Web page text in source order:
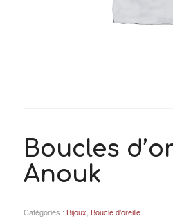
Boucles
Anouk
Catégories : Bijoux Boucle d'oreille